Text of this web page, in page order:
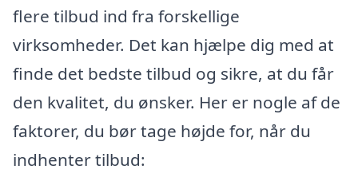
flere tilbud ind fra forskellige
virksomheder. Det kan hjælpe dig med at
finde det bedste tilbud og sikre, at du får
den kvalitet, du ønsker. Her er nogle af de
faktorer, du bør tage højde for, når du
indhenter tilbud: